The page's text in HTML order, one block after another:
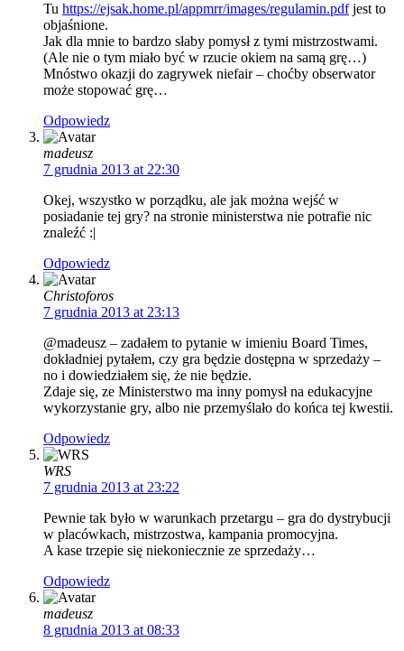
Tu https://ejsak.home.pl/appmrr/images/regulamin.pdfjest to
objaśnione.
Jak dla mnie to bardzo słaby pomysł z tymi mistrzostwami.
(Ale nie o tym miało być w rzucie okiem na samą grę…)
Mnóstwo okazji do zagrywek niefair – choćby obserwator
może stopować grę…
Odpowiedz
madeusz
7 grudnia 2013 at 22:30
Okej, wszystko w porządku, ale jak można wejść w
posiadanie tej gry? na stronie ministerstwa nie potrafie nic
znaleźć :|
Odpowiedz
Christoforos
7 grudnia 2013 at 23:13
@madeusz – zadałem to pytanie w imieniu Board Times,
dokładniej pytałem, czy gra będzie dostępna w sprzedaży –
no i dowiedziałem się, że nie będzie.
Zdaje się, ze Ministerstwo ma inny pomysł na edukacyjne
wykorzystanie gry, albo nie przemyślało do końca tej kwestii.
Odpowiedz
WRS
7 grudnia 2013 at 23:22
Pewnie tak było w warunkach przetargu – gra do dystrybucji
w placówkach, mistrzostwa, kampania promocyjna.
A kase trzepie się niekoniecznie ze sprzedaży…
Odpowiedz
madeusz
8 grudnia 2013 at 08:33